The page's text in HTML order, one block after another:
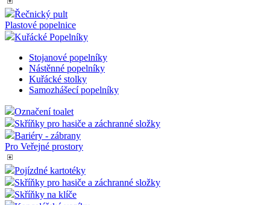
Řečnický pult
Plastové popelnice
Kuřácké Popelníky
Stojanové popelníky
Nástěnné popelníky
Kuřácké stolky
Samozhášecí popelníky
Označení toalet
Skříňky pro hasiče a záchranné složky
Bariéry - zábrany
Pro Veřejné prostory
Pojízdné kartotéky
Skříňky pro hasiče a záchranné složky
Skříňky na klíče